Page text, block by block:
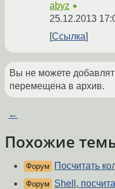
abyz ★
25.12.2013
Ссылка
Вы не можете
перемещена в архив.
←
Похожие
Форум Посчитать
Форум Shell,